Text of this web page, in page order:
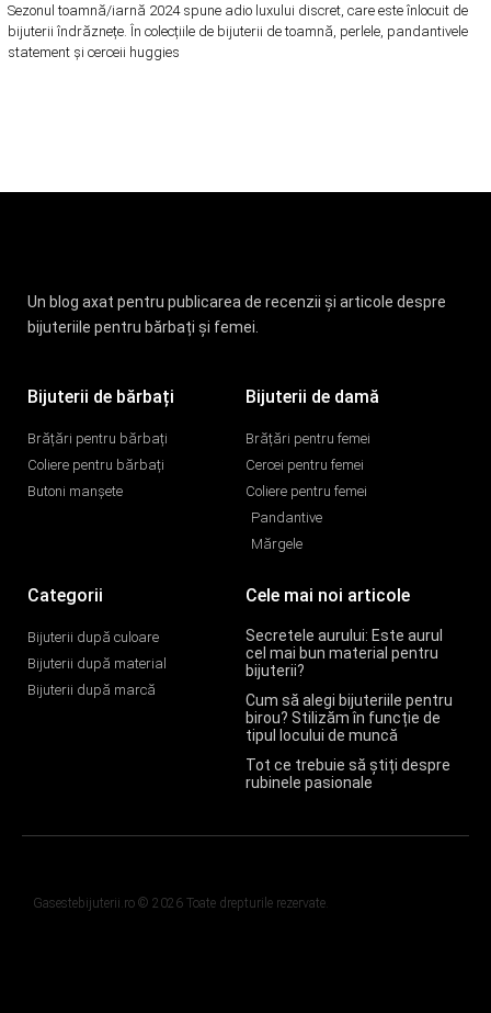
Sezonul toamnă/iarnă 2024 spune adio luxului discret, care este înlocuit de
bijuterii îndrăznețe. În colecțiile de bijuterii de toamnă, perlele, pandantivele
statement și cerceii huggies
Un blog axat pentru publicarea de recenzii și articole despre
bijuteriile pentru bărbați și femei.
Bijuterii de bărbați
Brățări pentru bărbați
Coliere pentru bărbați
Butoni manșete
Bijuterii de damă
Brățări pentru femei
Cercei pentru femei
Coliere pentru femei
Pandantive
Mărgele
Categorii
Bijuterii după culoare
Bijuterii după material
Bijuterii după marcă
Cele mai noi articole
Secretele aurului: Este aurul
cel mai bun material pentru
bijuterii?
Cum să alegi bijuteriile pentru
birou? Stilizăm în funcție de
tipul locului de muncă
Tot ce trebuie să știți despre
rubinele pasionale
Gasestebijuterii.ro © 2026 Toate drepturile rezervate.